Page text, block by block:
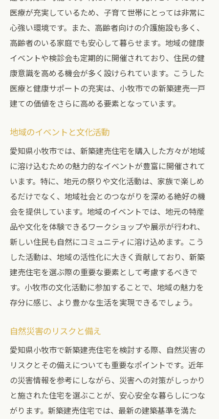
医療が充実しているため、子育て世帯にとっては非常に
心強い環境です。また、高齢者向けの介護施設も多く、
高齢者のいる家庭でも安心して暮らせます。地域の健康
イベントや検診会も定期的に開催されており、住民の健
康意識を高める機会が多く設けられています。こうした
医療と健康サポートの充実は、小牧市での新築建売一戸
建ての価値をさらに高める要素となっています。
地域のイベントと文化活動
愛知県小牧市では、新築建売住宅を購入した方々が地域
に溶け込むための魅力的なイベントが豊富に開催されて
います。特に、地元の祭りや文化活動は、家族で楽しめ
るだけでなく、地域社会とのつながりを深める絶好の機
会を提供しています。地域のイベントでは、地元の特産
品や文化を体験できるワークショップや展示が行われ、
新しい住民も自然にコミュニティに溶け込めます。こう
した活動は、地域の活性化に大きく貢献しており、新築
建売住宅を選ぶ際の重要な要素として考慮するべきで
す。小牧市の文化活動に参加することで、地域の魅力を
存分に感じ、より豊かな生活を実現できるでしょう。
自然災害のリスクと備え
愛知県小牧市で新築建売住宅を検討する際、自然災害の
リスクとその備えについても重要なポイントです。近年
の災害情報を参考にしながら、災害への対策がしっかり
と施された住宅を選ぶことが、安心安全な暮らしにつな
がります。新築建売住宅では、最新の建築基準を満た